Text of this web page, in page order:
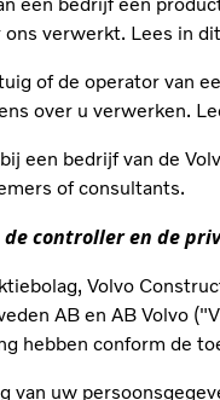
een bedrijf een
verwerkt. Lees in
of de operator van
over u verwerken.
een bedrijf van de
of consultants.
controller en de
Volvo
AB en AB Volvo
hebben conform de
van uw